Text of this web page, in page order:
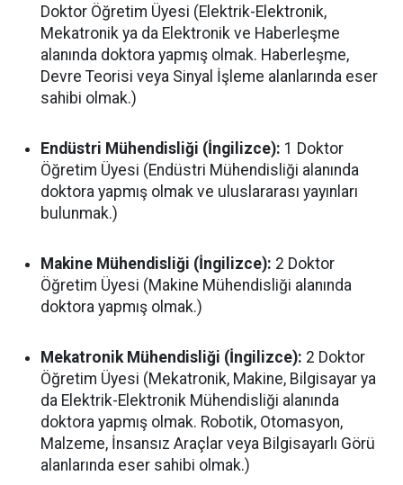
Doktor Öğretim Üyesi (Elektrik-Elektronik,
Mekatronik ya da Elektronik ve Haberleşme
alanında doktora yapmış olmak. Haberleşme,
Devre Teorisi veya Sinyal İşleme alanlarında eser
sahibi olmak.)
Endüstri Mühendisliği (İngilizce): 1 Doktor
Öğretim Üyesi (Endüstri Mühendisliği alanında
doktora yapmış olmak ve uluslararası yayınları
bulunmak.)
Makine Mühendisliği (İngilizce): 2 Doktor
Öğretim Üyesi (Makine Mühendisliği alanında
doktora yapmış olmak.)
Mekatronik Mühendisliği (İngilizce): 2 Doktor
Öğretim Üyesi (Mekatronik, Makine, Bilgisayar ya
da Elektrik-Elektronik Mühendisliği alanında
doktora yapmış olmak. Robotik, Otomasyon,
Malzeme, İnsansız Araçlar veya Bilgisayarlı Görü
alanlarında eser sahibi olmak.)